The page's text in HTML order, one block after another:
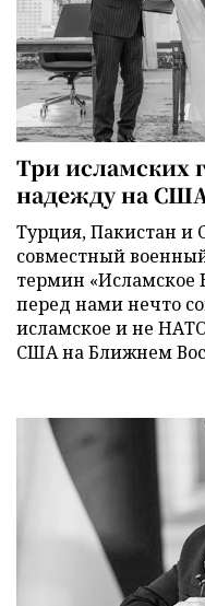
Три исламских
надежду на
Турция, Пакистан и
совместный
термин «Исламское
перед нами нечто
исламское и не
США на Ближнем